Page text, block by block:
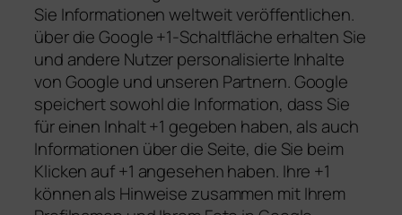
Sie Informationen weltweit veröffentlichen.
über die Google +1-Schaltfläche erhalten Sie
und andere Nutzer personalisierte Inhalte
von Google und unseren Partnern. Google
speichert sowohl die Information, dass Sie
für einen Inhalt +1 gegeben haben, als auch
Informationen über die Seite, die Sie beim
Klicken auf +1 angesehen haben. Ihre +1
können als Hinweise zusammen mit Ihrem